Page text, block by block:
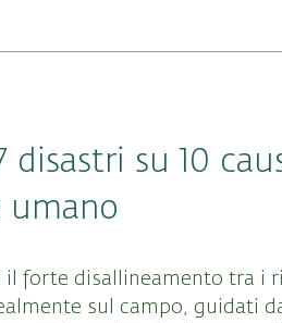
disastri su 10
umano
forte disallineamento tra i
sul campo, guidati